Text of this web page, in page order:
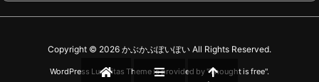
Copyright © 2026 かぶかぶぽいぽい All Rights Reserved.
WordPress Luxeritas Theme is provided by "Thought is free".